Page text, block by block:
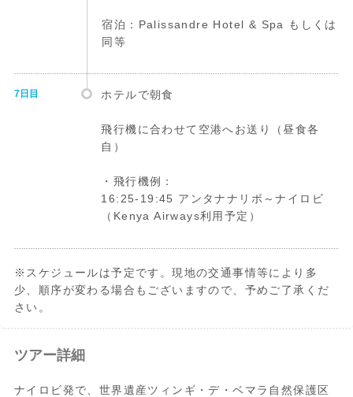
宿泊：Palissandre Hotel & Spa もしくは
同等
7日目 ホテルで朝食
飛行機に合わせて空港へお送り（昼食各
自）
・飛行機例：
16:25-19:45 アンタナナリボ～ナイロビ
（Kenya Airways利用予定）
※スケジュールは予定です。現地の交通事情等により多
少、順序が変わる場合もございますので、予めご了承くだ
さい。
ツアー詳細
ナイロビ発で、世界遺産ツィンギ・デ・ベマラ自然保護区